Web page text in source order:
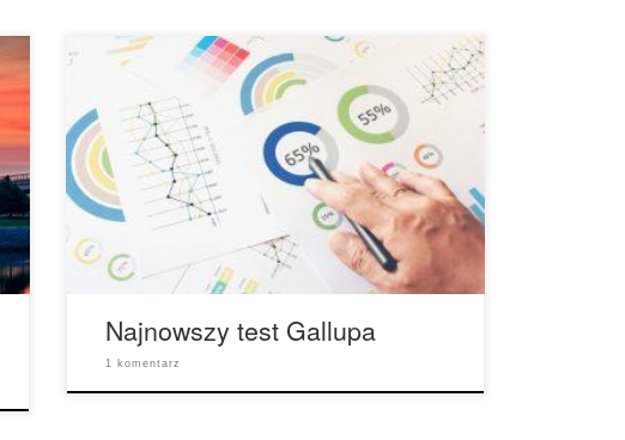
Najnowszy test Gallupa: Amerykanie popierają
legalizację marihuany bardziej niż kiedykolwiek
wcześniej. 64 procent ankietowanych
respondentów w wieku dorosłym stwierdziło, że
stosowanie marihuany powinno być legalne.
Amerykańskie poparcie dla legalizacji marihuany
osiągnęło nowy rekord – tak wynika z
najnowszego sondażu Gallupa. Opublikowane
wyniki ankiety przeprowadzonej przez instytut
Gallupa wykazały, że 64 […]
Najnowszy test Gallupa
1 komentarz